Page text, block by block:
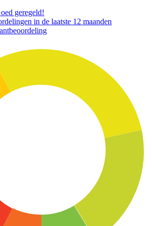
geregeld!
in de laatste 12 maanden